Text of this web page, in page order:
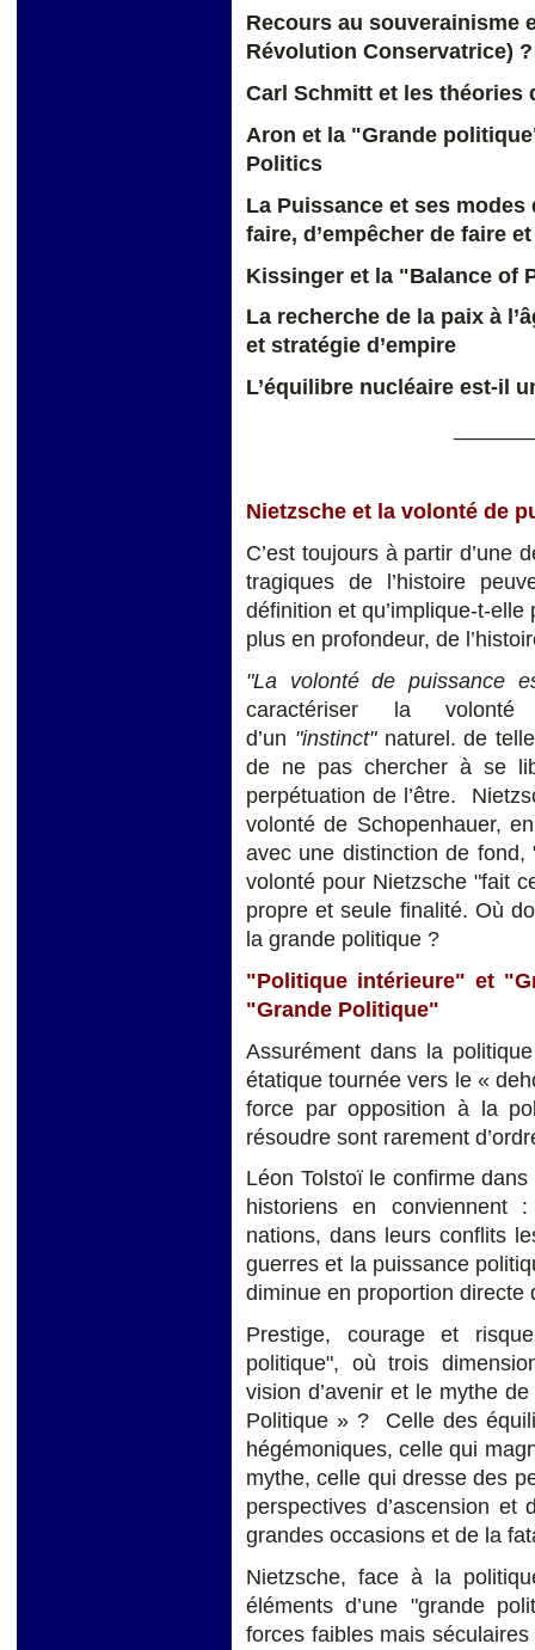
Recours au souverainisme
Révolution Conservatrice) ?
Carl Schmitt et les théories
Aron et la "Grande
Politics
La Puissance et ses modes
faire, d’empêcher de faire
Kissinger et la "Balance of
La recherche de la paix à
et stratégie d’empire
L’équilibre nucléaire est-il
Nietzsche et la volonté de
C’est toujours à partir d’une
tragiques de l’histoire
définition et qu’implique-t-
plus en profondeur, de
"La volonté de puissance
caractériser la
d’un "instinct"naturel. de
de ne pas chercher à se
perpétuation de l’être.
volonté de Schopenhauer,
avec une distinction de
volonté pour Nietzsche "fait
propre et seule finalité. Où
la grande politique ?
"Politique intérieure" et
"Grande Politique"
Assurément dans la
étatique tournée vers le «
force par opposition à la
résoudre sont rarement
Léon Tolstoï le confirme
historiens en conviennent
nations, dans leurs conflits
guerres et la puissance
diminue en proportion directe
Prestige, courage et
politique", où trois
vision d’avenir et le mythe
Politique » ? Celle des
hégémoniques, celle qui
mythe, celle qui dresse des
perspectives d’ascension
grandes occasions et de la
Nietzsche, face à la
éléments d’une "grande
forces faibles mais